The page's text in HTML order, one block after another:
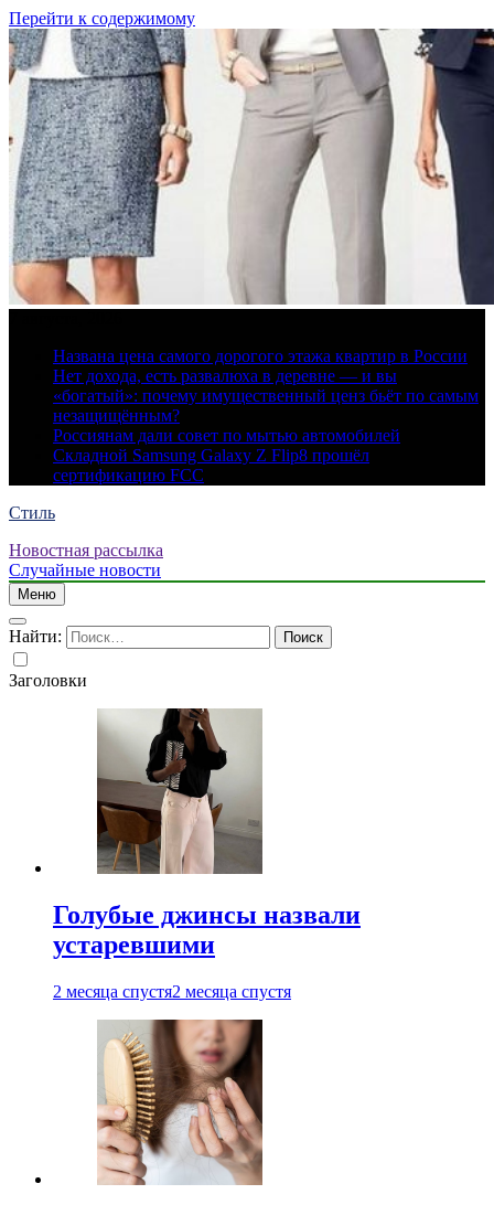
Перейти к содержимому
Названа цена самого дорогого этажа квартир в России
Нет дохода, есть развалюха в деревне — и вы
«богатый»: почему имущественный ценз бьёт по самым
незащищённым?
Россиянам дали совет по мытью автомобилей
Складной Samsung Galaxy Z Flip8 прошёл
сертификацию FCC
Стиль
Новостная рассылка
Случайные новости
Меню
Найти:
Заголовки
Голубые джинсы назвали
устаревшими
2 месяца спустя2 месяца спустя